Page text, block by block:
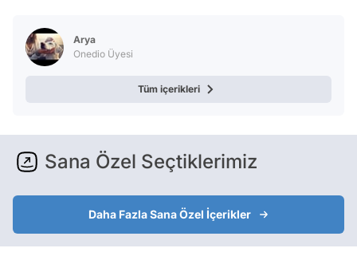
Arya
Onedio Üyesi
Tüm içerikleri
Sana Özel Seçtiklerimiz
Daha Fazla Sana Özel İçerikler